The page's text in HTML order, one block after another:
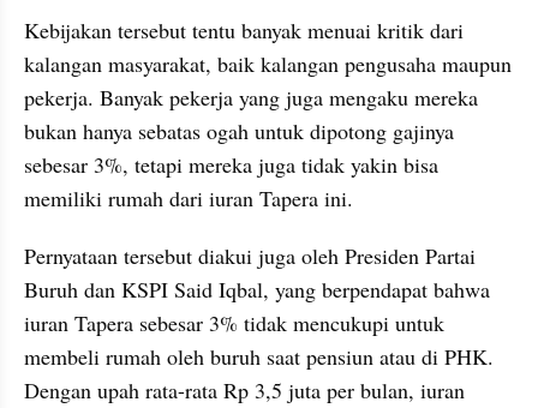
Kebijakan tersebut tentu banyak menuai kritik dari
kalangan masyarakat, baik kalangan pengusaha maupun
pekerja. Banyak pekerja yang juga mengaku mereka
bukan hanya sebatas ogah untuk dipotong gajinya
sebesar 3%, tetapi mereka juga tidak yakin bisa
memiliki rumah dari iuran Tapera ini.
Pernyataan tersebut diakui juga oleh Presiden Partai
Buruh dan KSPI Said Iqbal, yang berpendapat bahwa
iuran Tapera sebesar 3% tidak mencukupi untuk
membeli rumah oleh buruh saat pensiun atau di PHK.
Dengan upah rata-rata Rp 3,5 juta per bulan, iuran